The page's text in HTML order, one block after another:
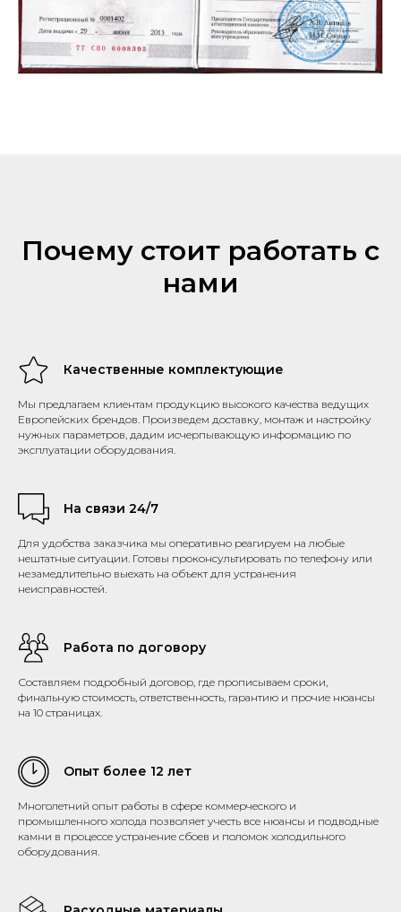
Почему стоит работать с
нами
Качественные комплектующие
Мы предлагаем клиентам продукцию высокого качества ведущих
Европейских брендов. Произведем доставку, монтаж и настройку
нужных параметров, дадим исчерпывающую информацию по
эксплуатации оборудования.
На связи 24/7
Для удобства заказчика мы оперативно реагируем на любые
нештатные ситуации. Готовы проконсультировать по телефону или
незамедлительно выехать на объект для устранения
неисправностей.
Работа по договору
Составляем подробный договор, где прописываем сроки,
финальную стоимость, ответственность, гарантию и прочие нюансы
на 10 страницах.
Опыт более 12 лет
Многолетний опыт работы в сфере коммерческого и
промышленного холода позволяет учесть все нюансы и подводные
камни в процессе устранение сбоев и поломок холодильного
оборудования.